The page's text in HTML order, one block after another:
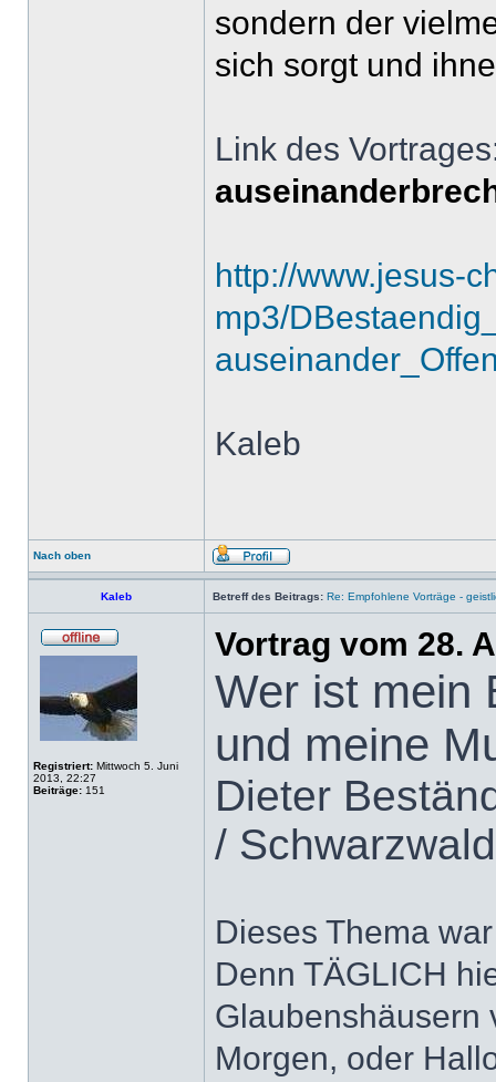
sondern der
sich sorgt und
Link des
http://www.jesus-
mp3/
Kaleb
Nach oben
Kaleb Betreff des Beitrags: Re: Empfohlene Vorträge -
Registriert: Mittwoch 5. Juni
2013, 22:27
Beiträge: 151
Vortrag vom 28.
Wer ist mein
und meine
Dieter
/ Schwarzwald
Dieses Thema
Denn TÄGLICH
Glaubenshäusern
Morgen, oder